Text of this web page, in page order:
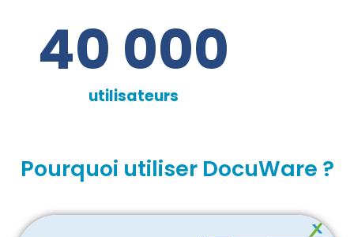
utilisateurs
40 000
Pourquoi utiliser DocuWare ?